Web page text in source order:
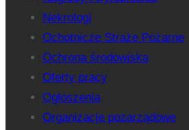
Nekrologi
Ochotnicze Straże Pożarne
Ochrona środowiska
Oferty pracy
Ogłoszenia
Organizacje pozarządowe